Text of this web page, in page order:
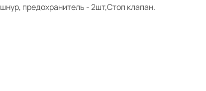
предохранитель - 2шт,Стoп клaпaн.